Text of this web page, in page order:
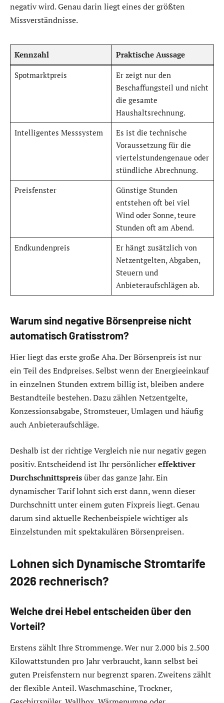
negativ wird. Genau darin liegt eines der größten
Missverständnisse.
Kennzahl Praktische Aussage
Spotmarktpreis
Er zeigt nur den
Beschaffungsteil und nicht
die gesamte
Haushaltsrechnung.
Intelligentes Messsystem
Es ist die technische
Voraussetzung für die
viertelstundengenaue oder
stündliche Abrechnung.
Preisfenster
Günstige Stunden
entstehen oft bei viel
Wind oder Sonne, teure
Stunden oft am Abend.
Endkundenpreis
Er hängt zusätzlich von
Netzentgelten, Abgaben,
Steuern und
Anbieteraufschlägen ab.
Warum sind negative Börsenpreise nicht
automatisch Gratisstrom?
Hier liegt das erste große Aha. Der Börsenpreis ist nur
ein Teil des Endpreises. Selbst wenn der Energieeinkauf
in einzelnen Stunden extrem billig ist, bleiben andere
Bestandteile bestehen. Dazu zählen Netzentgelte,
Konzessionsabgabe, Stromsteuer, Umlagen und häufig
auch Anbieteraufschläge.
Deshalb ist der richtige Vergleich nie nur negativ gegen
positiv. Entscheidend ist Ihr persönlichereffektiver
Durchschnittspreisüber das ganze Jahr. Ein
dynamischer Tarif lohnt sich erst dann, wenn dieser
Durchschnitt unter einem guten Fixpreis liegt. Genau
darum sind aktuelle Rechenbeispiele wichtiger als
Einzelstunden mit spektakulären Börsenpreisen.
Lohnen sich Dynamische Stromtarife
2026 rechnerisch?
Welche drei Hebel entscheiden über den
Vorteil?
Erstens zählt Ihre Strommenge. Wer nur 2.000 bis 2.500
Kilowattstunden pro Jahr verbraucht, kann selbst bei
guten Preisfenstern nur begrenzt sparen. Zweitens zählt
der flexible Anteil. Waschmaschine, Trockner,